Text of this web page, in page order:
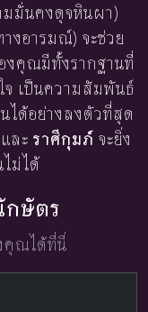
มมั่นคงดุจหินผา)
งอารมณ์) จะช่วย
คุณมีทั้งรากฐานที่
จ เป็นความสัมพันธ์
ได้อย่างลงตัวที่สุด
และ ราศีกุมภ์ จะยิ่ง
ม่ได้
กษัตร
คุณได้ที่นี่